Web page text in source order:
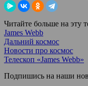
Читайте больше на эту
James Webb
Дальний космос
Новости про космос
Телескоп «James Webb»
Подпишись на наши